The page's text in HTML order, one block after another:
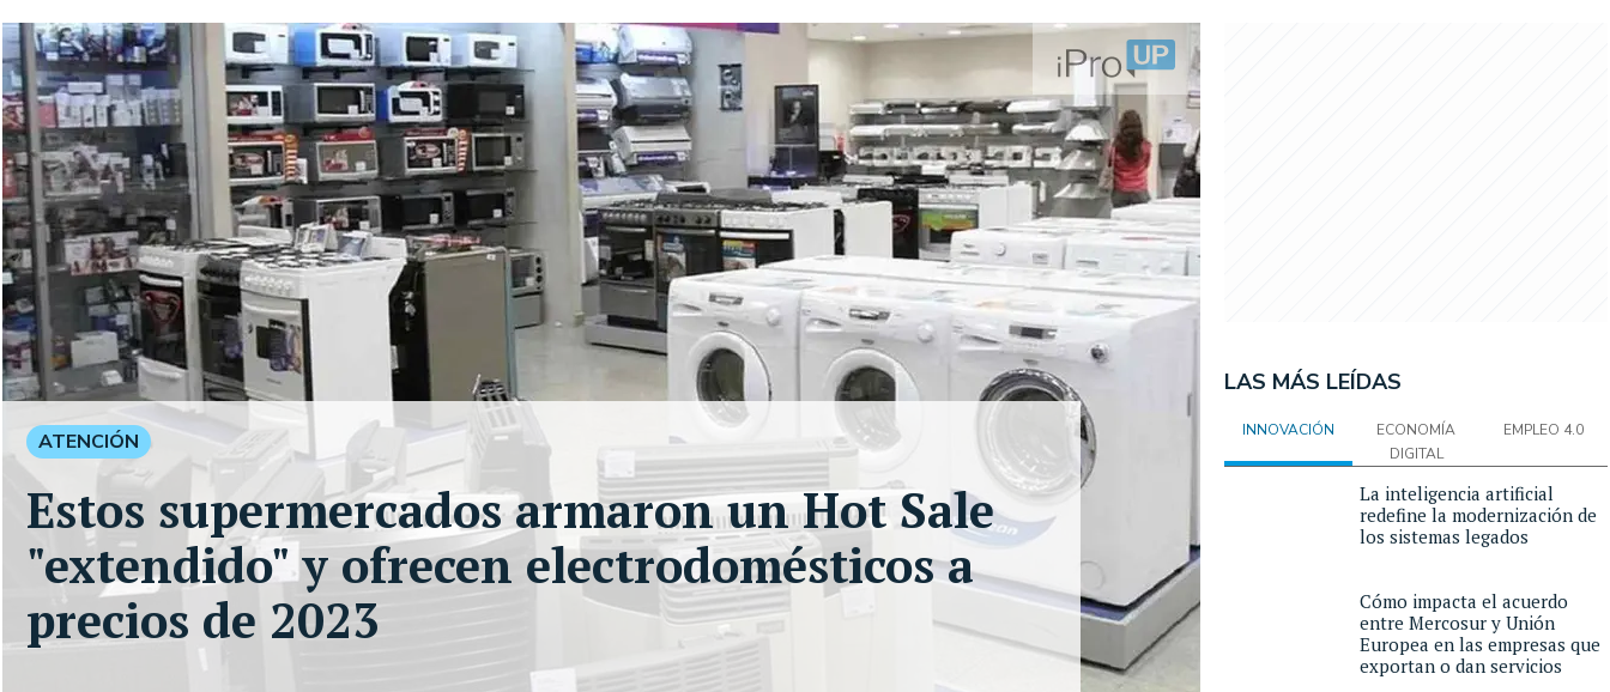
ATENCIÓN
Estos supermercados armaron un Hot Sale
"extendido" y ofrecen electrodomésticos a
precios de 2023
LAS MÁS LEÍDAS
INNOVACIÓN
ECONOMÍA
DIGITAL
EMPLEO 4.0
La inteligencia artificial
redefine la modernización de
los sistemas legados
Cómo impacta el acuerdo
entre Mercosur y Unión
Europea en las empresas que
exportan o dan servicios